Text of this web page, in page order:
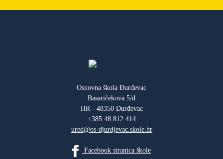
Osnovna škola Đurđevac
Basaričekova 5/d
HR - 48350 Đurđevac
+385 48 812 414
ured@os-djurdjevac.skole.hr
Facebook stranica škole